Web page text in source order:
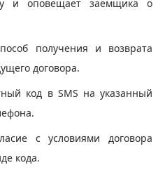
и оповещает заёмщика о
получения и возврата
договора.
код в SMS на указанный
с условиями договора
кода.